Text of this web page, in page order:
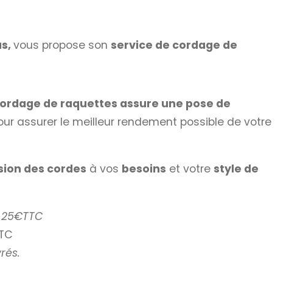
vous propose son service de cordage de
de raquettes assure une pose de
assurer le meilleur rendement possible de votre
des cordes à vos besoins et votre style de